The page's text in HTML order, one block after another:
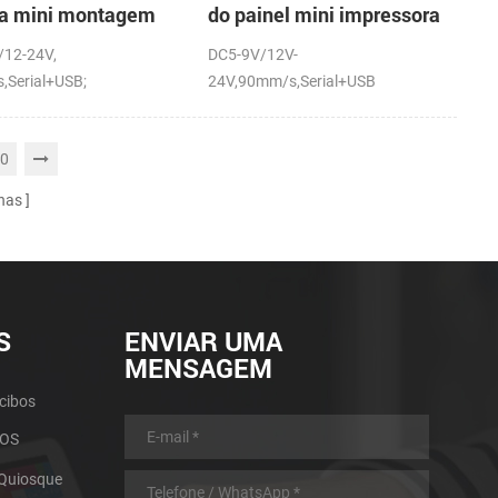
mini montagem
impressora
com a auto-
24V,
do painel mini impressora
térmica com a auto-
cortador
DC5-9V/12V-
24V,90mm/s,Serial+USB
ENVIAR UMA
MENSAGEM